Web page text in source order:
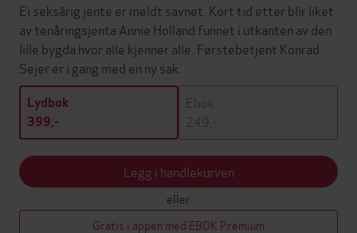
Ei seksårig jente er meldt savnet. Kort tid etter blir liket
av tenåringsjenta Annie Holland funnet i utkanten av den
lille bygda hvor alle kjenner alle. Førstebetjent Konrad
Sejer er i gang med en ny sak.
Lydbok
399,-
Ebok
249,-
Legg i handlekurven
eller
Gratis i appen med EBOK Premium